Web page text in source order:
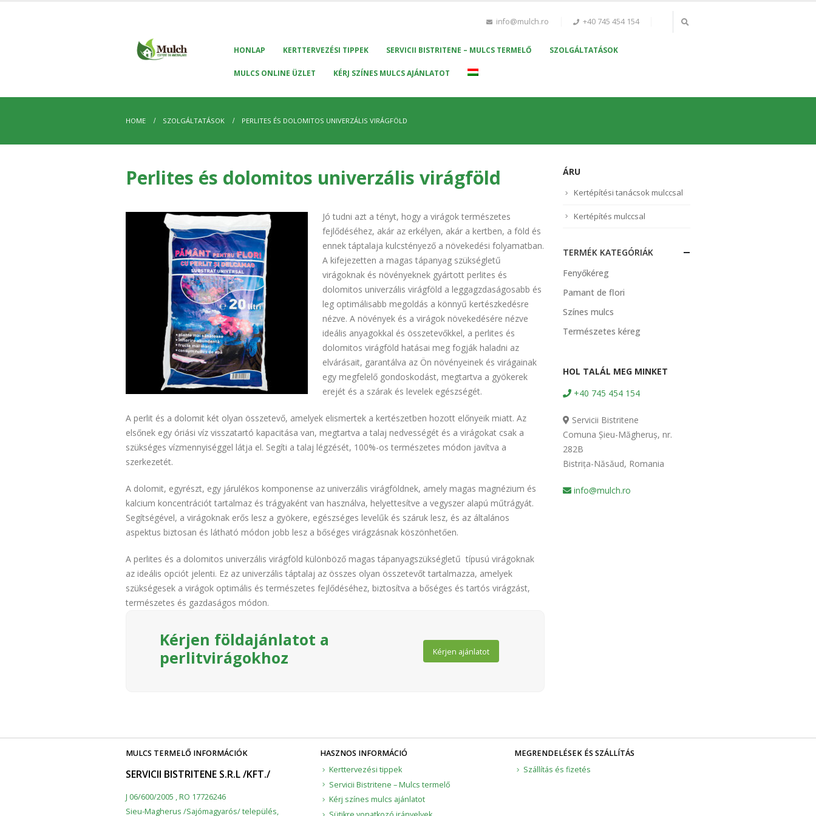
info@mulch.ro +40 745 454 154
HONLAP KERTTERVEZÉSI TIPPEK SERVICII BISTRITENE – MULCS TERMELŐ SZOLGÁLTATÁSOK
MULCS ONLINE ÜZLET KÉRJ SZÍNES MULCS AJÁNLATOT
HOME SZOLGÁLTATÁSOK PERLITES ÉS DOLOMITOS UNIVERZÁLIS VIRÁGFÖLD
Perlites és dolomitos univerzális virágföld
Jó tudni azt a tényt, hogy a virágok természetes
fejlődéséhez, akár az erkélyen, akár a kertben, a föld és
ennek táptalaja kulcstényező a növekedési folyamatban.
A kifejezetten a magas tápanyag szükségletű
virágoknak és növényeknek gyártott perlites és
dolomitos univerzális virágföld a leggagzdaságosabb és
leg optimálisabb megoldás a könnyű kertészkedésre
nézve. A növények és a virágok növekedésére nézve
ideális anyagokkal és összetevőkkel, a perlites és
dolomitos virágföld hatásai meg fogják haladni az
elvárásait, garantálva az Ön növényeinek és virágainak
egy megfelelő gondoskodást, megtartva a gyökerek
erejét és a szárak és levelek egészségét.
A perlit és a dolomit két olyan összetevő, amelyek elismertek a kertészetben hozott előnyeik miatt. Az
elsőnek egy óriási víz visszatartó kapacitása van, megtartva a talaj nedvességét és a virágokat csak a
szükséges vízmennyiséggel látja el. Segíti a talaj légzését, 100%-os természetes módon javítva a
szerkezetét.
A dolomit, egyrészt, egy járulékos komponense az univerzális virágföldnek, amely magas magnézium és
kalcium koncentrációt tartalmaz és trágyaként van használva, helyettesítve a vegyszer alapú műtrágyát.
Segítségével, a virágoknak erős lesz a gyökere, egészséges levelűk és száruk lesz, és az általános
aspektus biztosan és látható módon jobb lesz a bőséges virágzásnak köszönhetően.
A perlites és a dolomitos univerzális virágföld különböző magas tápanyagszükségletű típusú virágoknak
az ideális opciót jelenti. Ez az univerzális táptalaj az összes olyan összetevőt tartalmazza, amelyek
szükségesek a virágok optimális és természetes fejlődéséhez, biztosítva a bőséges és tartós virágzást,
természetes és gazdaságos módon.
Kérjen földajánlatot a
perlitvirágokhoz
Kérjen ajánlatot
ÁRU
Kertépítési tanácsok mulccsal
Kertépítés mulccsal
TERMÉK KATEGÓRIÁK
Fenyőkéreg
Pamant de flori
Színes mulcs
Természetes kéreg
HOL TALÁL MEG MINKET
+40 745 454 154
Servicii Bistritene
Comuna Șieu-Măgheruș, nr.
282B
Bistrița-Năsăud, Romania
info@mulch.ro
MULCS TERMELŐ INFORMÁCIÓK
SERVICII BISTRITENE S.R.L /KFT./
J 06/600/2005 , RO 17726246
Sieu-Magherus /Sajómagyarós/ település,
HASZNOS INFORMÁCIÓ
Kerttervezési tippek
Servicii Bistritene – Mulcs termelő
Kérj színes mulcs ajánlatot
MEGRENDELÉSEK ÉS SZÁLLÍTÁS
Szállítás és fizetés